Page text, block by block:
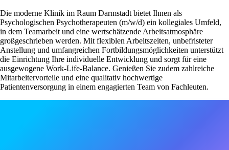
Die moderne Klinik im Raum Darmstadt bietet Ihnen als
Psychologischen Psychotherapeuten (m/w/d) ein kollegiales Umfeld,
in dem Teamarbeit und eine wertschätzende Arbeitsatmosphäre
großgeschrieben werden. Mit flexiblen Arbeitszeiten, unbefristeter
Anstellung und umfangreichen Fortbildungsmöglichkeiten unterstützt
die Einrichtung Ihre individuelle Entwicklung und sorgt für eine
ausgewogene Work-Life-Balance. Genießen Sie zudem zahlreiche
Mitarbeitervorteile und eine qualitativ hochwertige
Patientenversorgung in einem engagierten Team von Fachleuten.